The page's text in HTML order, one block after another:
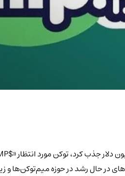
در حال رشد در حوزه